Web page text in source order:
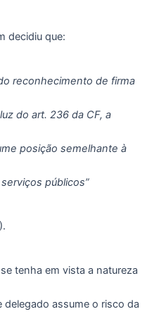
decidiu que:
reconhecimento de firma
do art. 236 da CF, a
posição semelhante à
públicos”
tenha em vista a natureza
assume o risco da